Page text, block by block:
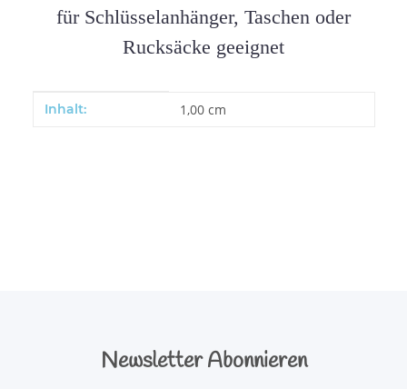
für Schlüsselanhänger, Taschen oder
Rucksäcke geeignet
Produkteigenschaft
Wert
Inhalt: 1,00 cm
Newsletter Abonnieren